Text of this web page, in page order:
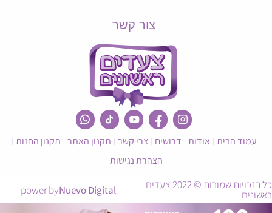
צור קשר
עמוד הבית אודות דרושים צרי קשר תקנון האתר תקנון החנות
הצהרת נגישות
כל הזכויות שמורות © 2022 צעדים
ראשונים power byNuevo Digital